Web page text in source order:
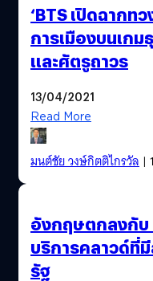
‘BTS เปิดฉากท
การเมืองบนเก
และศัตรูถาวร
13/04/2021
Read More
มนต์ชัย วงษ์กิตติไกรวัล|
อังกฤษตกลงกับ
บริการคลาวด์ที่
รัฐ